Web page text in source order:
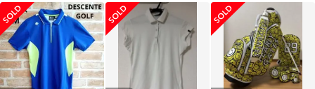
バイザー フリー 美品
メロンキャディバッグ
ションSS